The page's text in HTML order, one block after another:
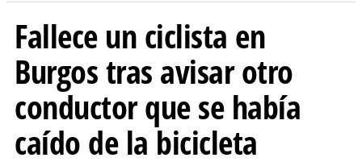
Fallece un ciclista en
Burgos tras avisar otro
conductor que se había
caído de la bicicleta